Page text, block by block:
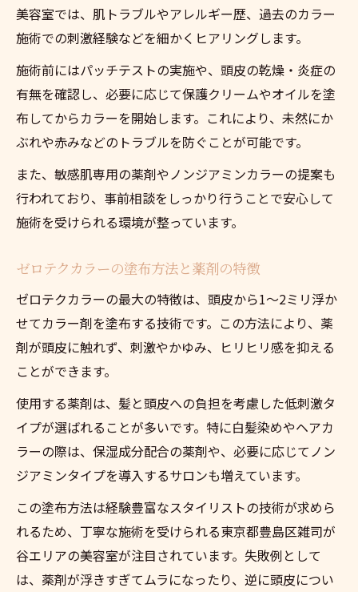
美容室では、肌トラブルやアレルギー歴、過去のカラー
施術での刺激経験などを細かくヒアリングします。
施術前にはパッチテストの実施や、頭皮の乾燥・炎症の
有無を確認し、必要に応じて保護クリームやオイルを塗
布してからカラーを開始します。これにより、未然にか
ぶれや赤みなどのトラブルを防ぐことが可能です。
また、敏感肌専用の薬剤やノンジアミンカラーの提案も
行われており、事前相談をしっかり行うことで安心して
施術を受けられる環境が整っています。
ゼロテクカラーの塗布方法と薬剤の特徴
ゼロテクカラーの最大の特徴は、頭皮から1〜2ミリ浮か
せてカラー剤を塗布する技術です。この方法により、薬
剤が頭皮に触れず、刺激やかゆみ、ヒリヒリ感を抑える
ことができます。
使用する薬剤は、髪と頭皮への負担を考慮した低刺激タ
イプが選ばれることが多いです。特に白髪染めやヘアカ
ラーの際は、保湿成分配合の薬剤や、必要に応じてノン
ジアミンタイプを導入するサロンも増えています。
この塗布方法は経験豊富なスタイリストの技術が求めら
れるため、丁寧な施術を受けられる東京都豊島区雑司が
谷エリアの美容室が注目されています。失敗例として
は、薬剤が浮きすぎてムラになったり、逆に頭皮につい